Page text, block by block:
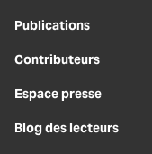
Publications
Contributeurs
Espace presse
Blog des lecteurs